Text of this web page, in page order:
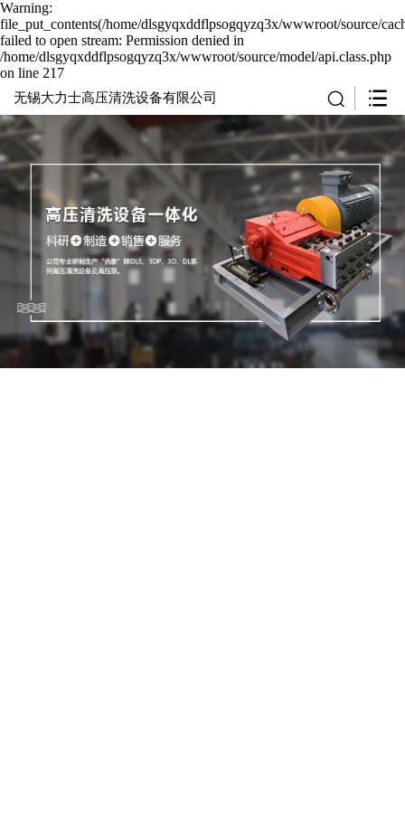
Warning:
file_put_contents(/home/dlsgyqxddflpsogqyzq3x/wwwroot/source/
failed to open stream: Permission denied in
/home/dlsgyqxddflpsogqyzq3x/wwwroot/source/model/api.class.php
on line 217
无锡大力士高压清洗设备有限公司